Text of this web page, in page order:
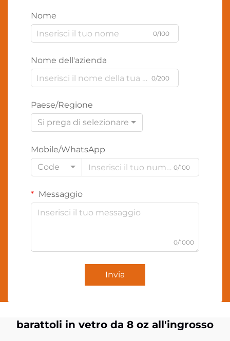
Nome
0/100
Nome dell'azienda
0/200
Paese/Regione
Si prega di selezionare
Mobile/WhatsApp
Code
0/100
Messaggio
0/1000
Invia
barattoli in vetro da 8 oz all'ingrosso